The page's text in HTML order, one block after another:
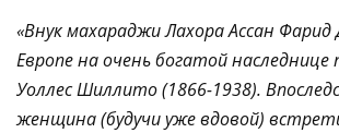
«Внук махараджи Лахора Ассан Фарид
Европе на очень богатой наследнице
Уоллес Шиллито (1866-1938).
женщина (будучи уже вдовой)